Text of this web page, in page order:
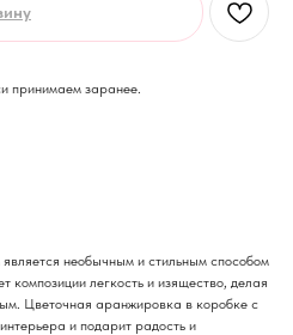
принимаем заранее.
необычным и стильным способом
композиции легкость и изящество, делая
Цветочная аранжировка в коробке с
и подарит радость и